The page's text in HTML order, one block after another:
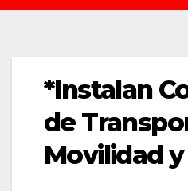
*Instalan
de
Movilidad